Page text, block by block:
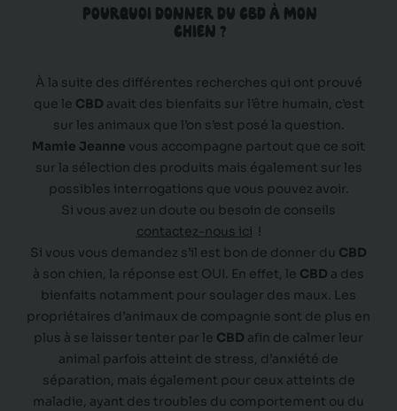
POURQUOI DONNER DU CBD À MON
CHIEN ?
À la suite des différentes recherches qui ont prouvé
que le CBD avait des bienfaits sur l’être humain, c’est
sur les animaux que l’on s’est posé la question.
Mamie Jeanne vous accompagne partout que ce soit
sur la sélection des produits mais également sur les
possibles interrogations que vous pouvez avoir.
Si vous avez un doute ou besoin de conseils
contactez-nous ici !
Si vous vous demandez s’il est bon de donner du CBD
à son chien, la réponse est OUI. En effet, le CBD a des
bienfaits notamment pour soulager des maux. Les
propriétaires d’animaux de compagnie sont de plus en
plus à se laisser tenter par le CBD afin de calmer leur
animal parfois atteint de stress, d’anxiété de
séparation, mais également pour ceux atteints de
maladie, ayant des troubles du comportement ou du